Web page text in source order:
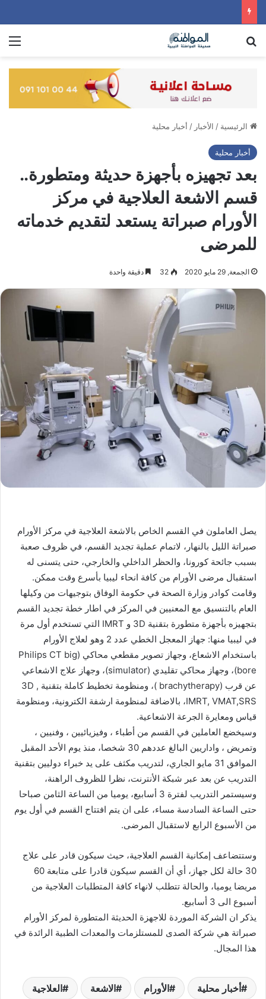
الرئيسية / الأخبار / أخبار محلية
أخبار محلية
بعد تجهيزه بأجهزة حديثة ومتطورة..
قسم الاشعة العلاجية في مركز
الأورام صبراتة يستعد لتقديم خدماته
للمرضى
الجمعة, 29 مايو 2020 32 دقيقة واحدة
يصل العاملون في القسم الخاص بالاشعة العلاجية في مركز الأورام
صبراتة الليل بالنهار، لاتمام عملية تجديد القسم، في ظروف صعبة
بسبب جائحة كورونا، والحظر الداخلي والخارجي، حتى يتسنى له
استقبال مرضى الأورام من كافة انحاء ليبيا بأسرع وقت ممكن.
وقامت كوادر وزارة الصحة في حكومة الوفاق بتوجيهات من وكيلها
العام بالتنسيق مع المعنيين في المركز في اطار خطة تجديد القسم
بتجهيزه بأجهزة متطورة بتقنية 3D و IMRT التي تستخدم أول مرة
في ليبيا منها: جهاز المعجل الخطي عدد 2 وهو لعلاج الأورام
باستخدام الاشعاع، وجهاز تصوير مقطعي محاكي (Philips CT big
bore)، وجهاز محاكي تقليدي (simulator)، وجهاز علاج الاشعاعي
عن قرب (brachytherapy )، ومنظومة تخطيط كاملة بتقنية 3D ,
IMRT, VMAT,SRS، بالاضافة لمنظومة ارشفة الكترونية، ومنظومة
قياس ومعايرة الجرعة الاشعاعية.
وسيخضع العاملين في القسم من أطباء ، وفيزيائيين ، وفنيين ،
وتمريض ، واداريين البالغ عددهم 30 شخصا، منذ يوم الأحد المقبل
الموافق 31 مايو الجاري، لتدريب مكثف على يد خبراء دوليين بتقنية
التدريب عن بعد عبر شبكة الأنترنت، نظرا للظروف الراهنة،
وسيستمر التدريب لفترة 3 أسابيع، يوميا من الساعة الثامن صباحا
حتى الساعة السادسة مساء، على ان يتم افتتاح القسم في أول يوم
من الأسبوع الرابع لاستقبال المرضى.
وستتضاعف إمكانية القسم العلاجية، حيث سيكون قادر على علاج
30 حالة لكل جهاز، أي أن القسم سيكون قادرا على متابعة 60
مريضا يوميا، والحالة تتطلب لانهاء كافة المتطلبات العلاجية من
أسبوع الى 3 أسابيع.
يذكر ان الشركة الموردة للاجهزة الحديثة المتطورة لمركز الأورام
صبراتة هي شركة الصدى للمستلزمات والمعدات الطبية الرائدة في
هذا المجال.
أخبار محلية الأورام الاشعة العلاجية